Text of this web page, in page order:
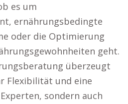
es um
ernährungsbedingte
oder die Optimierung
geht.
überzeugt
Flexibilität und eine
sondern auch